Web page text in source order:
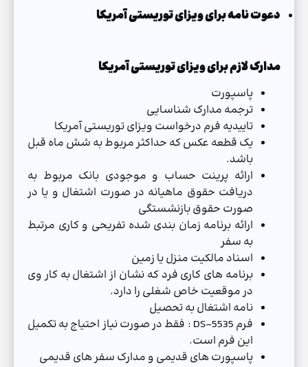
دعوت نامه برای ویزای توریستی آمریکا
مدارک لازم برای ویزای توریستی آمریکا
پاسپورت
ترجمه مدارک شناسایی
تاییدیه فرم درخواست ویزای توریستی آمریکا
یک قطعه عکس که حداکثر مربوط به شش ماه قبل
باشد.
ارائه پرینت حساب و موجودی بانک مربوط به
دریافت حقوق ماهیانه در صورت اشتغال و یا در
صورت حقوق بازنشستگی
ارائه برنامه زمان بندی شده تفریحی و کاری مرتبط
به سفر
اسناد مالکیت منزل یا زمین
برنامه های کاری فرد که نشان از اشتغال به کار وی
در موقعیت خاص شغلی را دارد.
نامه اشتغال به تحصیل
فرم DS-5535 : فقط در صورت نیاز احتیاج به تکمیل
این فرم است.
پاسپورت های قدیمی و مدارک سفر های قدیمی